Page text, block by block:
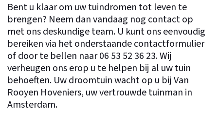
Bent u klaar om uw tuindromen tot leven te
brengen? Neem dan vandaag nog contact op
met ons deskundige team. U kunt ons eenvoudig
bereiken via het onderstaande contactformulier
of door te bellen naar06 53 52 36 23. Wij
verheugen ons erop u te helpen bij al uw tuin
behoeften. Uw droomtuin wacht op u bij Van
Rooyen Hoveniers, uw vertrouwde tuinman in
Amsterdam.